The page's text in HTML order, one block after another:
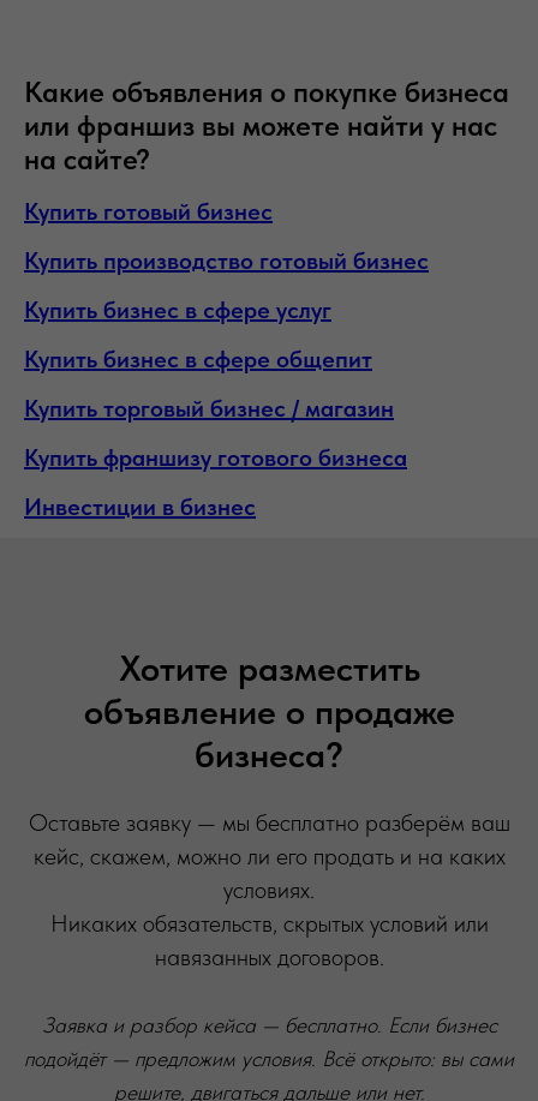
Какие объявления о покупке бизнеса
или франшиз вы можете найти у нас
на сайте?
Купить готовый бизнес
Купить производство готовый бизнес
Купить бизнес в сфере услуг
Купить бизнес в сфере общепит
Купить торговый бизнес / магазин
Купить франшизу готового бизнеса
Инвестиции в бизнес
Хотите разместить
объявление о продаже
бизнеса?
Оставьте заявку — мы бесплатно разберём ваш
кейс, скажем, можно ли его продать и на каких
условиях.
Никаких обязательств, скрытых условий или
навязанных договоров.
Заявка и разбор кейса — бесплатно. Если бизнес
подойдёт — предложим условия. Всё открыто: вы сами
решите, двигаться дальше или нет.